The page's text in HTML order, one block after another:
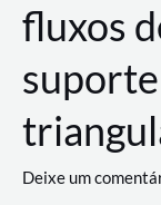
fluxos
Deixe um